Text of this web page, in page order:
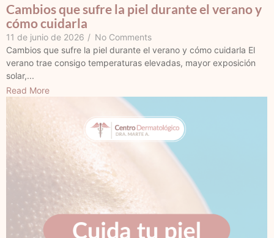
Cambios que sufre la piel durante el verano y
cómo cuidarla
11 de junio de 2026 / No Comments
Cambios que sufre la piel durante el verano y cómo cuidarla El
verano trae consigo temperaturas elevadas, mayor exposición
solar,...
Read More